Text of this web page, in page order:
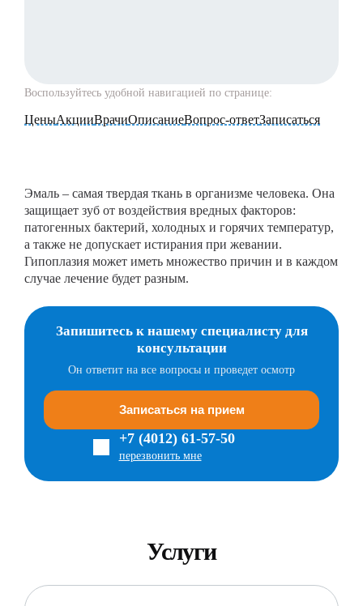
Воспользуйтесь удобной навигацией по странице:
ЦеныАкцииВрачиОписаниеВопрос-ответЗаписаться
Эмаль – самая твердая ткань в организме человека. Она
защищает зуб от воздействия вредных факторов:
патогенных бактерий, холодных и горячих температур,
а также не допускает истирания при жевании.
Гипоплазия может иметь множество причин и в каждом
случае лечение будет разным.
Запишитесь к нашему специалисту для
консультации
Он ответит на все вопросы и проведет осмотр
Записаться на прием
+7 (4012) 61-57-50
перезвонить мне
Услуги